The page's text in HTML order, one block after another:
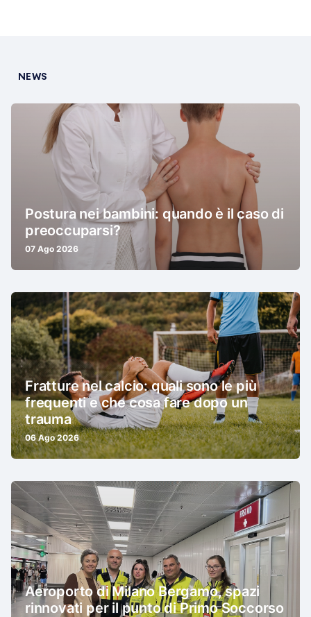
NEWS
Postura nei bambini: quando è il caso di
preoccuparsi?
07 Ago 2026
Fratture nel calcio: quali sono le più
frequenti e che cosa fare dopo un
trauma
06 Ago 2026
Aeroporto di Milano Bergamo, spazi
rinnovati per il punto di Primo Soccorso